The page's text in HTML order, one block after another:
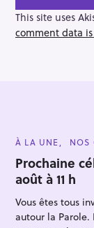
g
a
t
This site uses
comment data
C
T
E
G
O
R
I
E
S
À LA UNE NOS
Prochaine
août à 11 h
Vous êtes tous
autour la